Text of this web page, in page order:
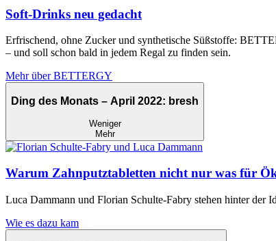
Soft-Drinks neu gedacht
Erfrischend, ohne Zucker und synthetische Süßstoffe:
– und soll schon bald in jedem Regal zu finden sein.
Mehr über BETTERGY
Ding des Monats – April 2022: bresh
Weniger
Mehr
Warum Zahnputztabletten nicht nur was für
Luca Dammann und Florian Schulte-Fabry stehen hinter der
Wie es dazu kam